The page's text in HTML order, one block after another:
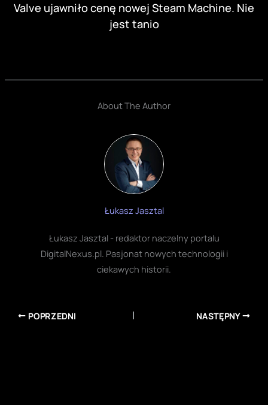
Valve ujawniło cenę nowej Steam Machine. Nie
jest tanio
About The Author
Łukasz Jasztal
Łukasz Jasztal - redaktor naczelny portalu
DigitalNexus.pl. Pasjonat nowych technologii i
ciekawych historii.
POPRZEDNI NASTĘPNY